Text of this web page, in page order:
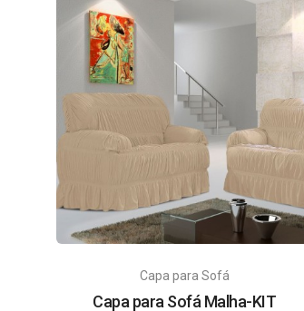
Capa para Sofá
Capa para Sofá Malha-KIT